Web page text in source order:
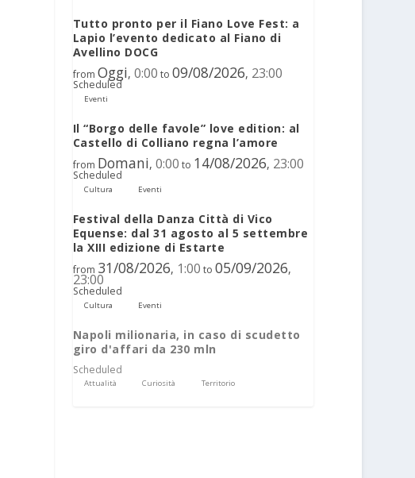
Tutto pronto per il Fiano Love Fest: a
Lapio l’evento dedicato al Fiano di
Avellino DOCG
from Oggi, 0:00 to 09/08/2026, 23:00
Scheduled
Eventi
Il “Borgo delle favole” love edition: al
Castello di Colliano regna l’amore
from Domani, 0:00 to 14/08/2026, 23:00
Scheduled
Cultura Eventi
Festival della Danza Città di Vico
Equense: dal 31 agosto al 5 settembre
la XIII edizione di Estarte
from 31/08/2026, 1:00 to 05/09/2026,
23:00
Scheduled
Cultura Eventi
Napoli milionaria, in caso di scudetto
giro d'affari da 230 mln
Scheduled
Attualità Curiosità Territorio